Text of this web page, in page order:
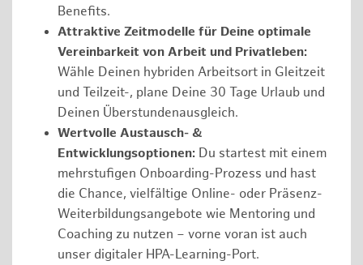
Benefits.
Attraktive Zeitmodelle für Deine optimale
Vereinbarkeit von Arbeit und Privatleben:
Wähle Deinen hybriden Arbeitsort in Gleitzeit
und Teilzeit-, plane Deine 30 Tage Urlaub und
Deinen Überstundenausgleich.
Wertvolle Austausch- &
Entwicklungsoptionen: Du startest mit einem
mehrstufigen Onboarding-Prozess und hast
die Chance, vielfältige Online- oder Präsenz-
Weiterbildungsangebote wie Mentoring und
Coaching zu nutzen – vorne voran ist auch
unser digitaler HPA-Learning-Port.